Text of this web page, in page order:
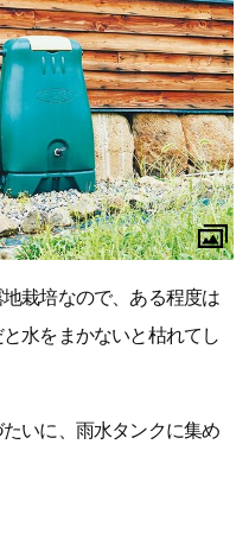
栽培なので、ある程度は
水をまかないと枯れてし
いに、雨水タンクに集め